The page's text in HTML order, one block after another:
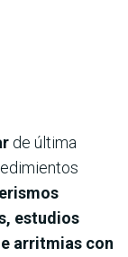
de última
estudios
arritmias con